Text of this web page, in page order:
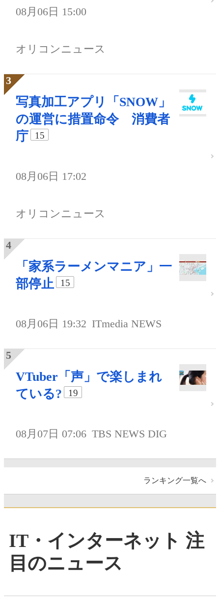
08月06日 15:00
オリコンニュース
写真加工アプリ「SNOW」
の運営に措置命令 消費者
庁
15
08月06日 17:02
オリコンニュース
「家系ラーメンマニア」一
部停止
15
08月06日 19:32 ITmedia NEWS
VTuber「声」で楽しまれ
ている?
19
08月07日 07:06 TBS NEWS DIG
ランキング一覧へ
IT・インターネット 注
目のニュース